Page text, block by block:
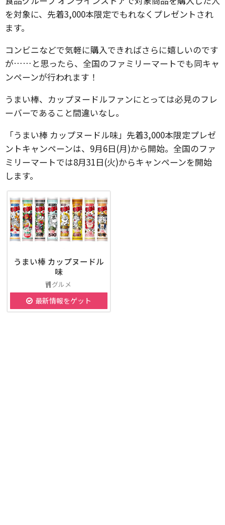
を対象に、先着3,000本限定でもれなくプレゼントされ
ます。
コンビニなどで気軽に購入できればさらに嬉しいのです
が……と思ったら、全国のファミリーマートでも同キャ
ンペーンが行われます！
うまい棒、カップヌードルファンにとっては必見のフレ
ーバーであること間違いなし。
「うまい棒 カップヌードル味」先着3,000本限定プレゼ
ントキャンペーンは、9月6日(月)から開始。全国のファ
ミリーマートでは8月31日(火)からキャンペーンを開始
します。
うまい棒 カップヌードル
味
グルメ
最新情報をゲット